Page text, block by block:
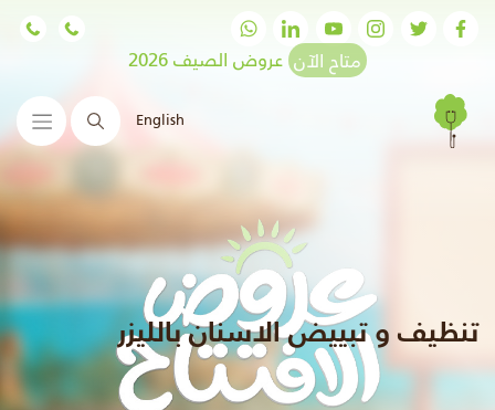
متاح الآن عروض الصيف 2026
English البحث
تنظيف و تبييض الاسنان بالليزر